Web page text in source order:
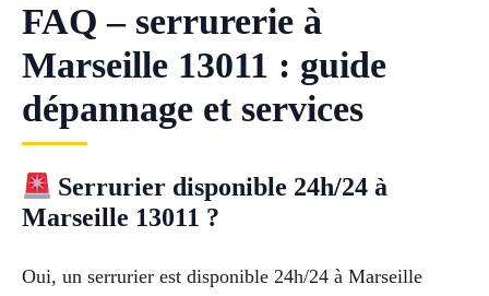
FAQ – serrurerie à
Marseille 13011 : guide
dépannage et services
Serrurier disponible 24h/24 à
Marseille 13011 ?
Oui, un serrurier est disponible 24h/24 à Marseille